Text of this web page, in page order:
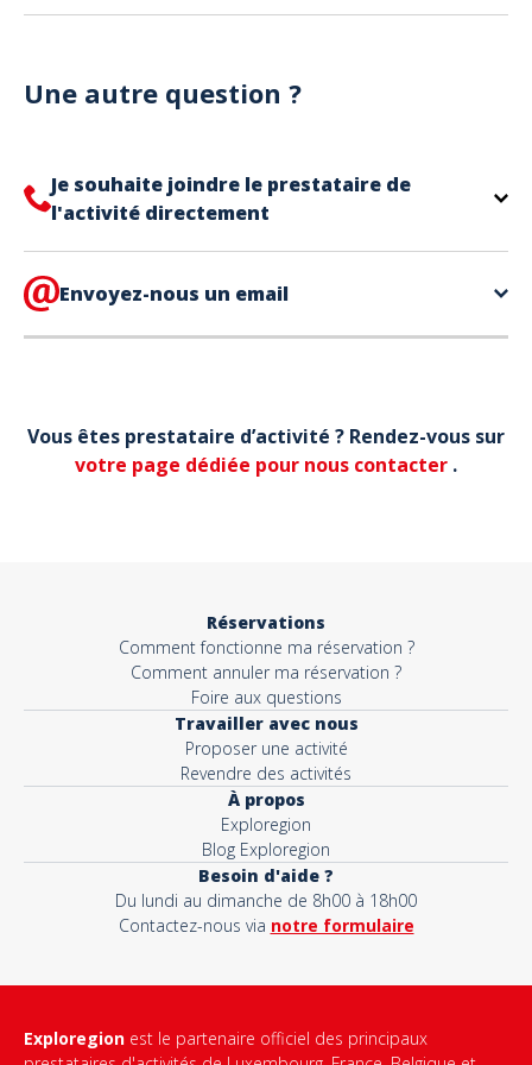
Vous pouvez utiliser votre téléphone pour présenter
Une autre question ?
Je souhaite joindre le prestataire de
l'activité directement
trouve directement sur votre billet,
en bas de page
Envoyez-nous un email
Votre email*
Vous êtes prestataire d’activité ? Rendez-vous sur
votre page dédiée pour nous contacter .
Réservations
Comment fonctionne ma réservation ?
Comment annuler ma réservation ?
Foire aux questions
Travailler avec nous
Proposer une activité
Revendre des activités
À propos
Exploregion
Blog Exploregion
Besoin d'aide ?
Du lundi au dimanche de 8h00 à 18h00
Contactez-nous via notre formulaire
Exploregion est le partenaire officiel des principaux